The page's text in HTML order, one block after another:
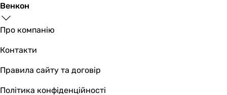
Венкон
Про компанію
Контакти
Правила сайту та договір
Політика конфіденційності